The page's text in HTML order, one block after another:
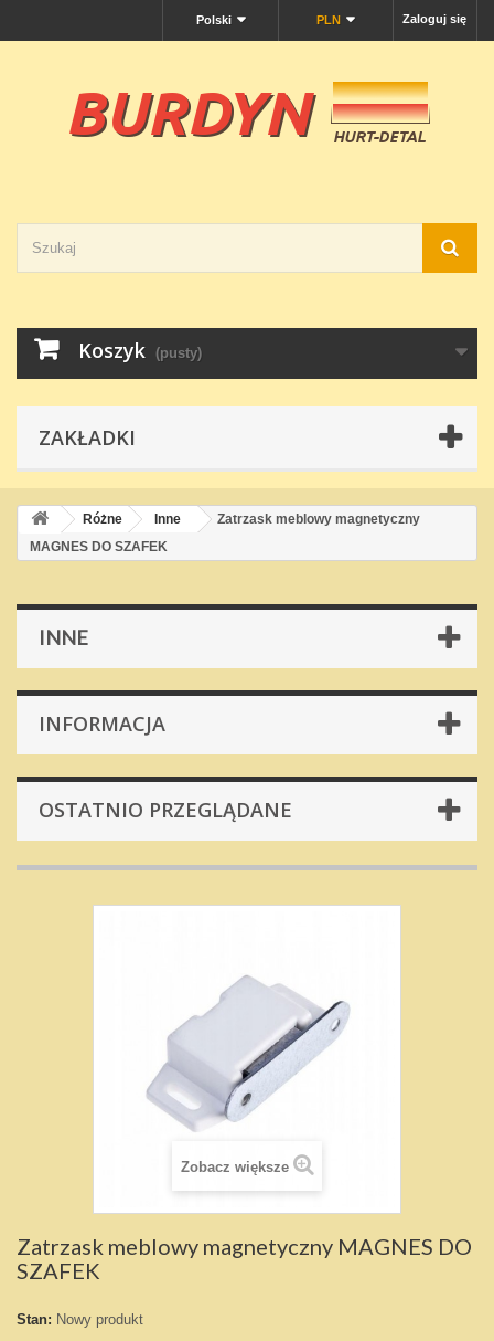
Zaloguj się
PLN
Polski
Koszyk (pusty)
ZAKŁADKI
Różne Inne
Zatrzask meblowy magnetyczny
MAGNES DO SZAFEK
INNE
INFORMACJA
OSTATNIO PRZEGLĄDANE
Zobacz większe
Zatrzask meblowy magnetyczny MAGNES DO
SZAFEK
Stan: Nowy produkt